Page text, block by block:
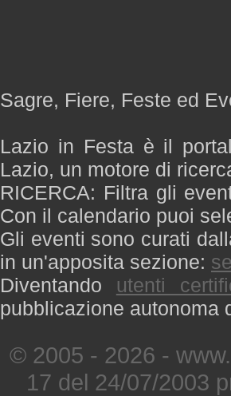
Sagre, Fiere, Feste ed
Lazio in Festa è il
Lazio, un motore di
RICERCA: Filtra gli
Con il calendario puoi
Gli eventi sono curati
in un'apposita sezione:
Diventando utenti
pubblicazione autonoma
© 2005 - 2026 -
17 del 24/07/2003